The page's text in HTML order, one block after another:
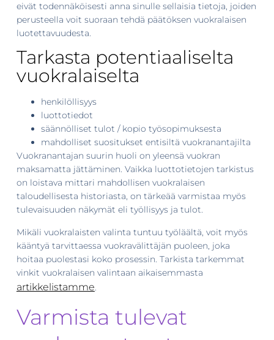
eivät todennäköisesti anna sinulle sellaisia tietoja, joiden
perusteella voit suoraan tehdä päätöksen vuokralaisen
luotettavuudesta.
Tarkasta potentiaaliselta
vuokralaiselta
henkilöllisyys
luottotiedot
säännölliset tulot / kopio työsopimuksesta
mahdolliset suositukset entisiltä vuokranantajilta
Vuokranantajan suurin huoli on yleensä vuokran
maksamatta jättäminen. Vaikka luottotietojen tarkistus
on loistava mittari mahdollisen vuokralaisen
taloudellisesta historiasta, on tärkeää varmistaa myös
tulevaisuuden näkymät eli työllisyys ja tulot.
Mikäli vuokralaisten valinta tuntuu työläältä, voit myös
kääntyä tarvittaessa vuokravälittäjän puoleen, joka
hoitaa puolestasi koko prosessin. Tarkista tarkemmat
vinkit vuokralaisen valintaan aikaisemmasta
artikkelistamme.
Varmista tulevat